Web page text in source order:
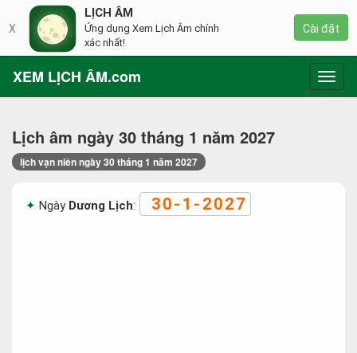
XEM LỊCH ÂM.com
Lịch âm ngày 30 tháng 1 năm 2027
lịch vạn niên ngày 30 tháng 1 năm 2027
Ngày Dương Lịch: 30-1-2027
X
LỊCH ÂM
Ứng dụng Xem Lịch Âm chính
xác nhất!
Cài đặt